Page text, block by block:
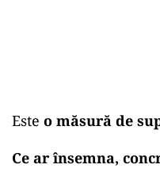
Este o măsură de
Ce ar însemna,